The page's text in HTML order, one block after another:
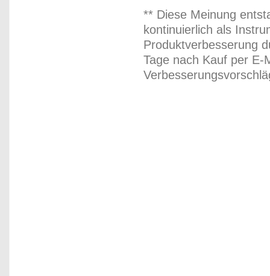
** Diese Meinung
kontinuierlich als
Produktverbesserung
Tage nach Kauf per E-